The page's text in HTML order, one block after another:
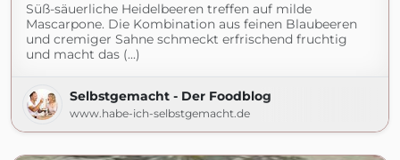
Süß-säuerliche Heidelbeeren treffen auf milde
Mascarpone. Die Kombination aus feinen Blaubeeren
und cremiger Sahne schmeckt erfrischend fruchtig
und macht das (...)
Selbstgemacht - Der Foodblog
www.habe-ich-selbstgemacht.de